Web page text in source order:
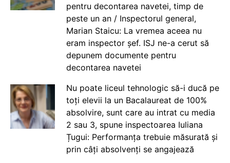
pentru decontarea navetei, timp de
peste un an / Inspectorul general,
Marian Staicu: La vremea aceea nu
eram inspector șef. ISJ ne-a cerut să
depunem documente pentru
decontarea navetei
Nu poate liceul tehnologic să-i ducă pe
toți elevii la un Bacalaureat de 100%
absolvire, sunt care au intrat cu media
2 sau 3, spune inspectoarea Iuliana
Țugui: Performanța trebuie măsurată și
prin câți absolvenți se angajează